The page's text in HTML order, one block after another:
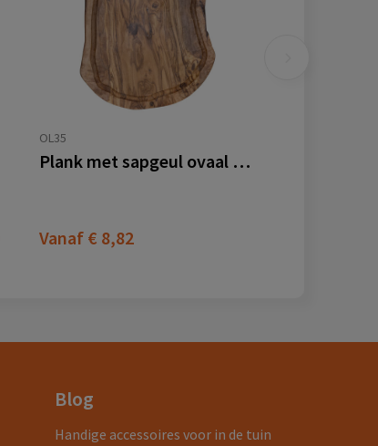
OL35
Plank met sapgeul ovaal olijfhout
Vanaf € 8,82
Blog
Handige accessoires voor in de tuin